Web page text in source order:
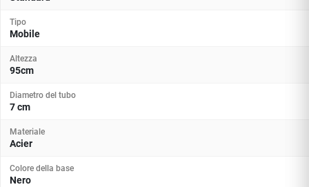
Tipo
Mobile
Altezza
95cm
Diametro del tubo
7 cm
Materiale
Acier
Colore della base
Nero